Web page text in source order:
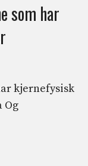
som har
kjernefysisk
Og